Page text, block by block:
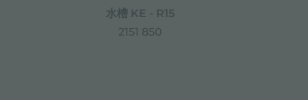
水槽 KE - R15
2151 850